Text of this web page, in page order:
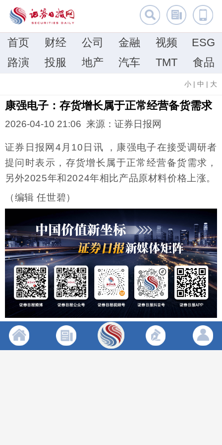
首页 财经 公司 金融 视频
ESG
路演
投服 地产 汽车 TMT 食品
小 | 中 | 大
康强电子：存货增长属于正常经营备货需求
2026-04-10 21:06 来源：证券日报网
证券日报网4月10日讯 ，康强电子在接受调研者
提问时表示，存货增长属于正常经营备货需求，
另外2025年和2024年相比产品原材料价格上涨。
（编辑 任世碧）